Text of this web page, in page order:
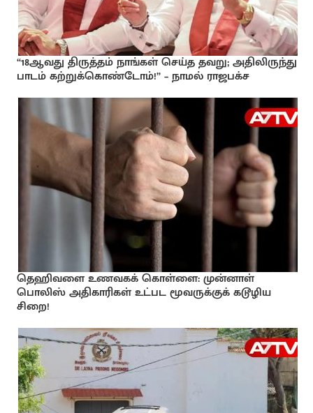
“18ஆவது திருத்தம் நாங்கள் செய்த தவறு; அதிலிருந்து
பாடம் கற்றுக்கொண்டோம்!” – நாமல் ராஜபக்ச
தெஹிவளை உணவகக் கொள்ளை: முன்னாள்
பொலிஸ் அதிகாரிகள் உட்பட மூவருக்குக் கடூழிய
சிறை!